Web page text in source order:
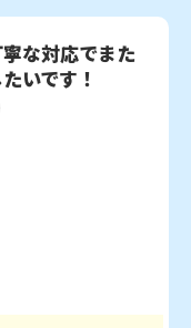
な対応でまた
いです！